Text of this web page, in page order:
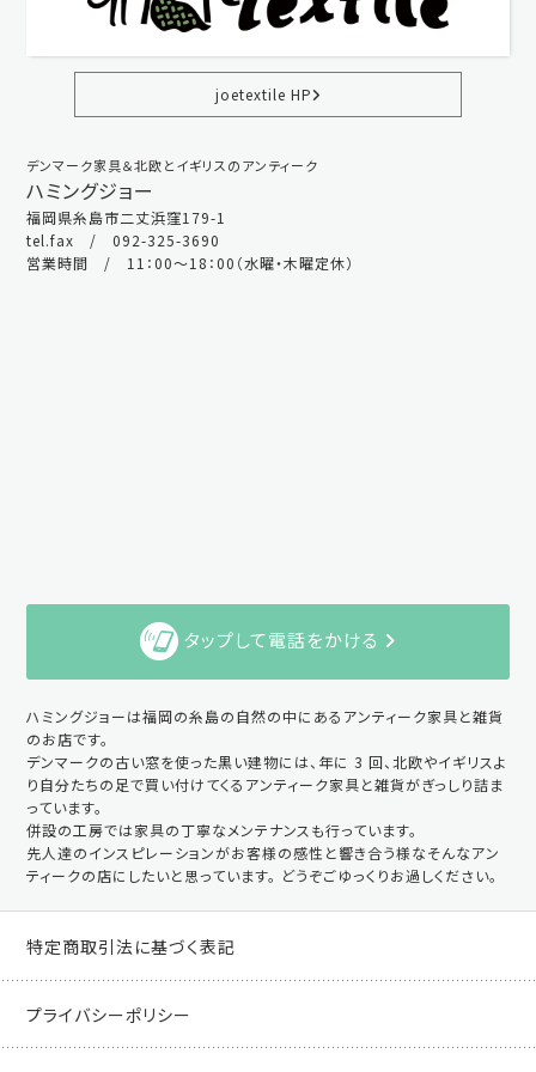
joetextile HP
デンマーク家具＆北欧とイギリスのアンティーク
ハミングジョー
福岡県糸島市二丈浜窪179-1
tel.fax / 092-325-3690
営業時間 / 11：00～18：00（水曜・木曜定休）
タップして電話をかける
ハミングジョーは福岡の糸島の自然の中にあるアンティーク家具と雑貨
のお店です。
デンマークの古い窓を使った黒い建物には、年に 3 回、北欧やイギリスよ
り自分たちの足で買い付けてくるアンティーク家具と雑貨がぎっしり詰ま
っています。
併設の工房では家具の丁寧なメンテナンスも行っています。
先人達のインスピレーションがお客様の感性と響き合う様なそんなアン
ティークの店にしたいと思っています。 どうぞごゆっくりお過しください。
特定商取引法に基づく表記
プライバシーポリシー